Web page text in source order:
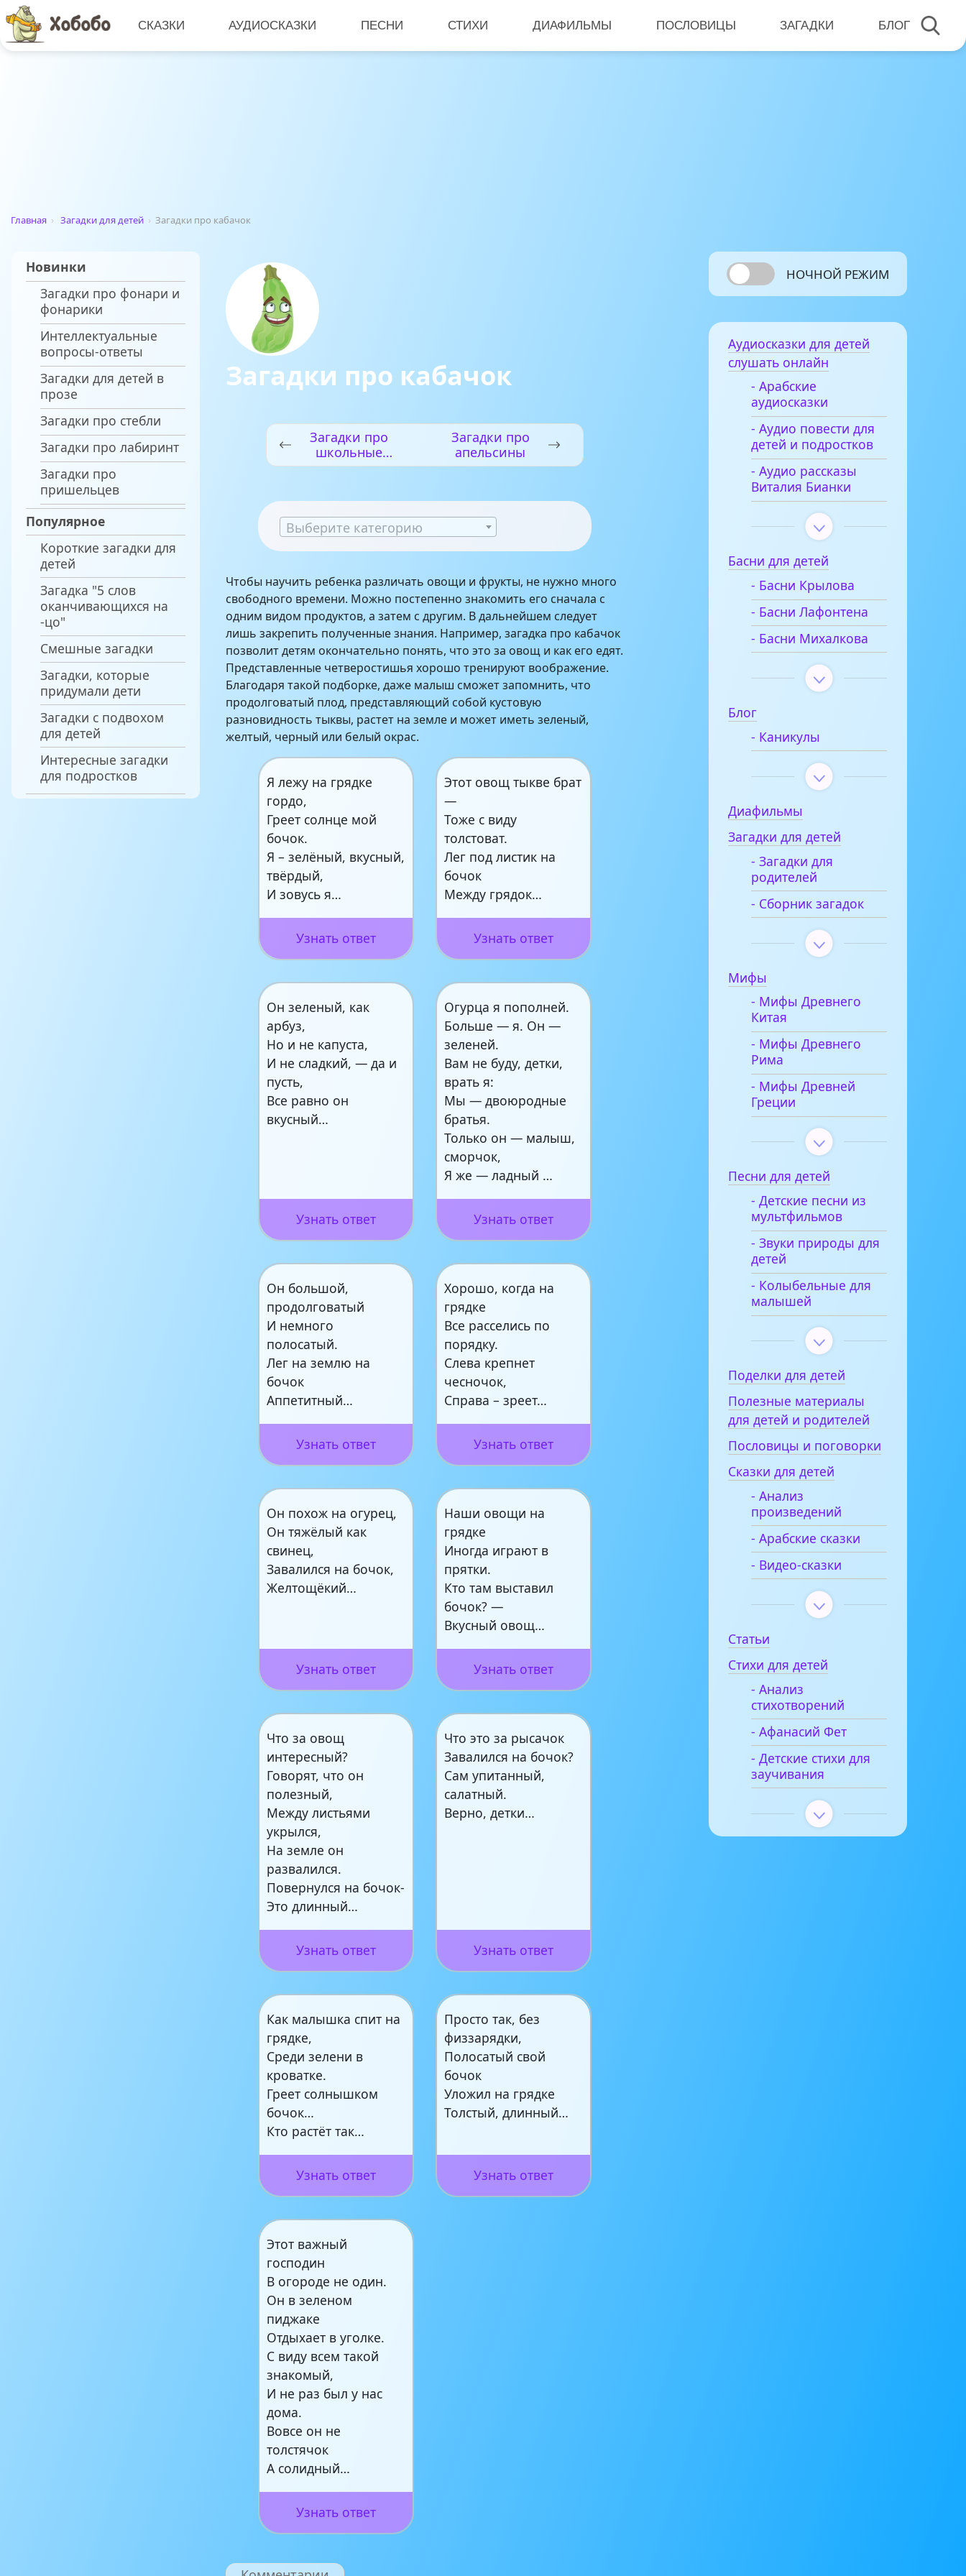
СКАЗКИ АУДИОСКАЗКИ ПЕСНИ СТИХИ ДИАФИЛЬМЫ ПОСЛОВИЦЫ ЗАГАДКИ БЛОГ
Главная › Загадки для детей › Загадки про кабачок
Новинки
Загадки про фонари и
фонарики
Интеллектуальные
вопросы-ответы
Загадки для детей в
прозе
Загадки про стебли
Загадки про лабиринт
Загадки про
пришельцев
Популярное
Короткие загадки для
детей
Загадка "5 слов
оканчивающихся на
-цо"
Смешные загадки
Загадки, которые
придумали дети
Загадки с подвохом
для детей
Интересные загадки
для подростков
Загадки про кабачок
Загадки про
школьные
принадлежност
Загадки про
апельсины
Выберите категорию
Чтобы научить ребенка различать овощи и фрукты, не нужно много
свободного времени. Можно постепенно знакомить его сначала с
одним видом продуктов, а затем с другим. В дальнейшем следует
лишь закрепить полученные знания. Например, загадка про кабачок
позволит детям окончательно понять, что это за овощ и как его едят.
Представленные четверостишья хорошо тренируют воображение.
Благодаря такой подборке, даже малыш сможет запомнить, что
продолговатый плод, представляющий собой кустовую
разновидность тыквы, растет на земле и может иметь зеленый,
желтый, черный или белый окрас.
Я лежу на грядке
гордо,
Греет солнце мой
бочок.
Я – зелёный, вкусный,
твёрдый,
И зовусь я…
Узнать ответ
Этот овощ тыкве брат
—
Тоже с виду
толстоват.
Лег под листик на
бочок
Между грядок…
Узнать ответ
Он зеленый, как
арбуз,
Но и не капуста,
И не сладкий, — да и
пусть,
Все равно он
вкусный…
Узнать ответ
Огурца я пополней.
Больше — я. Он —
зеленей.
Вам не буду, детки,
врать я:
Мы — двоюродные
братья.
Только он — малыш,
сморчок,
Я же — ладный …
Узнать ответ
Он большой,
продолговатый
И немного
полосатый.
Лег на землю на
бочок
Аппетитный…
Узнать ответ
Хорошо, когда на
грядке
Все расселись по
порядку.
Слева крепнет
чесночок,
Справа – зреет…
Узнать ответ
Он похож на огурец,
Он тяжёлый как
свинец,
Завалился на бочок,
Желтощёкий…
Узнать ответ
Наши овощи на
грядке
Иногда играют в
прятки.
Кто там выставил
бочок? —
Вкусный овощ…
Узнать ответ
Что за овощ
интересный?
Говорят, что он
полезный,
Между листьями
укрылся,
На земле он
развалился.
Повернулся на бочок-
Это длинный…
Узнать ответ
Что это за рысачок
Завалился на бочок?
Сам упитанный,
салатный.
Верно, детки…
Узнать ответ
Как малышка спит на
грядке,
Среди зелени в
кроватке.
Греет солнышком
бочок…
Кто растёт так…
Узнать ответ
Просто так, без
физзарядки,
Полосатый свой
бочок
Уложил на грядке
Толстый, длинный…
Узнать ответ
Этот важный
господин
В огороде не один.
Он в зеленом
пиджаке
Отдыхает в уголке.
С виду всем такой
знакомый,
И не раз был у нас
дома.
Вовсе он не
толстячок
А солидный…
Узнать ответ
НОЧНОЙ РЕЖИМ
Аудиосказки для детей
слушать онлайн
- Арабские
аудиосказки
- Аудио повести для
детей и подростков
- Аудио рассказы
Виталия Бианки
Басни для детей
- Басни Крылова
- Басни Лафонтена
- Басни Михалкова
Блог
- Каникулы
Диафильмы
Загадки для детей
- Загадки для
родителей
- Сборник загадок
Мифы
- Мифы Древнего
Китая
- Мифы Древнего
Рима
- Мифы Древней
Греции
Песни для детей
- Детские песни из
мультфильмов
- Звуки природы для
детей
- Колыбельные для
малышей
Поделки для детей
Полезные материалы
для детей и родителей
Пословицы и поговорки
Сказки для детей
- Анализ
произведений
- Арабские сказки
- Видео-сказки
Статьи
Стихи для детей
- Анализ
стихотворений
- Афанасий Фет
- Детские стихи для
заучивания